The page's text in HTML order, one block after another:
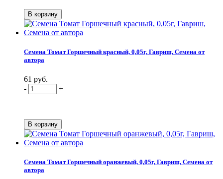
Семена Томат Горшечный красный, 0,05г, Гавриш, Семена от
автора
61 руб.
-
+
Семена Томат Горшечный оранжевый, 0,05г, Гавриш, Семена от
автора